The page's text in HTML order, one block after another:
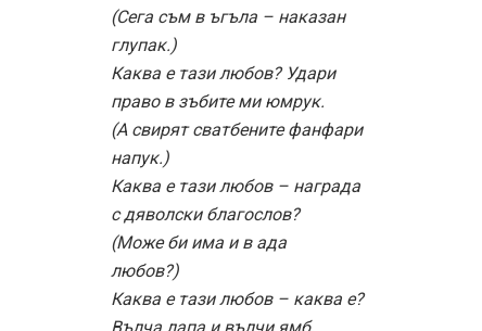
(Сега съм в ъгъла – наказан
глупак.)
Каква е тази любов? Удари
право в зъбите ми юмрук.
(А свирят сватбените фанфари
напук.)
Каква е тази любов – награда
с дяволски благослов?
(Може би има и в ада
любов?)
Каква е тази любов – каква е?